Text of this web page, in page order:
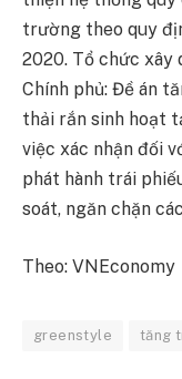
trường theo quy
2020. Tổ chức xây
Chính phủ: Đề án
thải rắn sinh hoạt
việc xác nhận đối
phát hành trái
soát, ngăn chặn
Theo: VNEconomy
greenstyle tăng